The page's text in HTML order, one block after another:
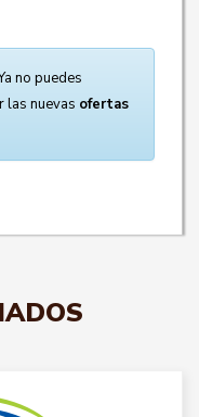
no puedes
las nuevas ofertas